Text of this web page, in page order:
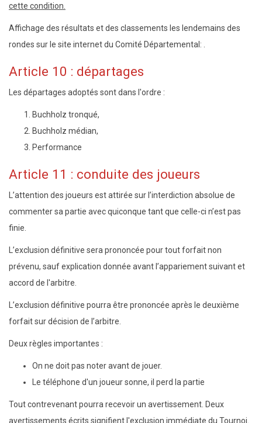
cette condition.
Affichage des résultats et des classements les lendemains des
rondes sur le site internet du Comité Départemental:
Article 10 : départages
Les départages adoptés sont dans l'ordre :
Buchholz tronqué,
Buchholz médian,
Performance
Article 11 : conduite des joueurs
L’attention des joueurs est attirée sur l’interdiction absolue de
commenter sa partie avec quiconque tant que celle-ci n’est pas
finie.
L’exclusion définitive sera prononcée pour tout forfait non
prévenu, sauf explication donnée avant l’appariement suivant et
accord de l'arbitre.
L’exclusion définitive pourra être prononcée après le deuxième
forfait sur décision de l’arbitre.
Deux règles importantes :
On ne doit pas noter avant de jouer.
Le téléphone d'un joueur sonne, il perd la partie
Tout contrevenant pourra recevoir un avertissement. Deux
avertissements écrits signifient l'exclusion immédiate du Tournoi.